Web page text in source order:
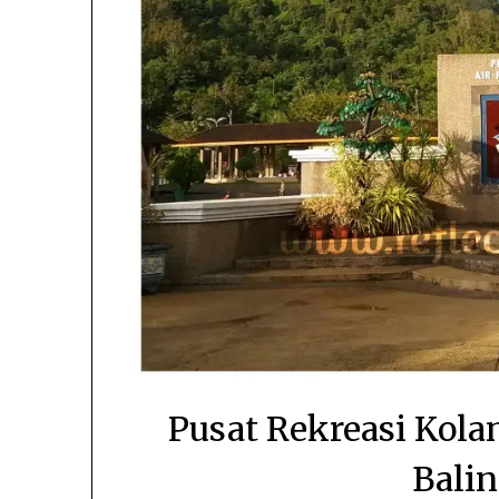
Pusat Rekreasi